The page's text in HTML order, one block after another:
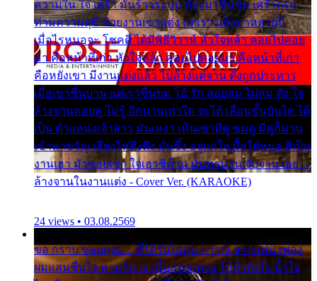
ความใน ใจ เศร้า มันร้าวระบม ต้องมาขื่นขม เศร้าตรม
ท่ามความสุขี ช่วยงานเขาแต่ง แต่เรา แล้งมาหลายปี
เมื่อไรหนอจะ โชคดี ได้มีพิธีวิวาห์ หัวใจหล้า คอยไปคอย
มา คือหน้าที่เก่า หัวใจหล้า คอยไปคอยมา คือหน้าที่เก่า
คือหยังเขา มีงานแต่งแล้ว ไปล้างแต่จาน ดั่งถูกประหาร
เมื่อเขาชื่นบาน แต่เราขื่นขม โอ้ รัก ลอยลม ไม่สม ดัง ใจ
ล้างจานคอยคู่ ไม่รู้ อีกนานเท่าใด จะได้ เลื่อนขั้นบันได ได้
เป็น ตำแหน่งเจ้าสาว มันเหงา เห็นเขามีคู่ ซมดู มีคู่ก็ม่วน
เข้าพาขวัญ เสียงโห่ตึงตึง มันซึ้ง อยู่แก่ใจ มื้อใด๋หนอ สิเป็น
งานเฮา มัวซอยเขา ใจเฮาซิด้าน มันทรมาน จับจาน เอย…
ล้างจานในงานแต่ง - Cover Ver. (KARAOKE)
24 views • 03.08.2569
ขอ กราบ ขอบคุณ.... ที่ได้รับไออุ่น การุณ จากแฟน เพลง
ผมแสนชื่นใจ หายวังเวง เมื่อแฟนเพลง ให้กำลังใจ น้ำใจ